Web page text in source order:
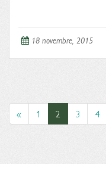
18 novembre, 2015
« 1 2 3 4